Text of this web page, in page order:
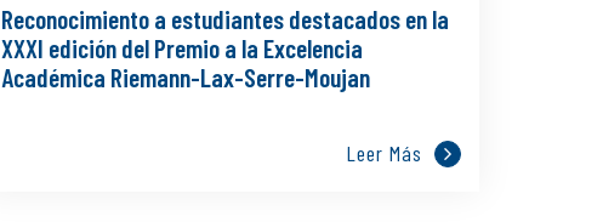
Reconocimiento a estudiantes destacados en la
XXXI edición del Premio a la Excelencia
Académica Riemann-Lax-Serre-Moujan
Leer Más